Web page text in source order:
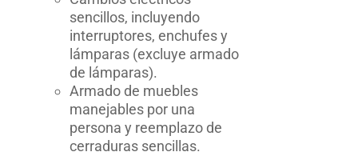
sencillos, incluyendo
interruptores, enchufes y
lámparas (excluye armado
de lámparas).
Armado de muebles
manejables por una
persona y reemplazo de
cerraduras sencillas.